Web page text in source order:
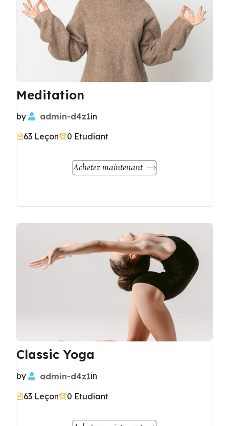
Meditation
by admin-d4z1in
63 Leçon
0 Etudiant
Achetez maintenant
Classic Yoga
by admin-d4z1in
63 Leçon
0 Etudiant